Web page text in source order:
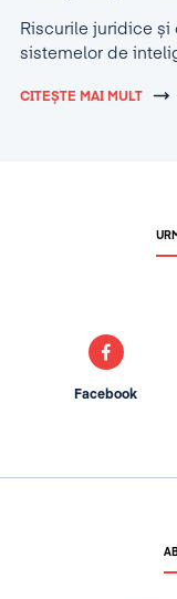
Riscurile juridice
sistemelor de
CITEȘTE MAI MULT
Facebook